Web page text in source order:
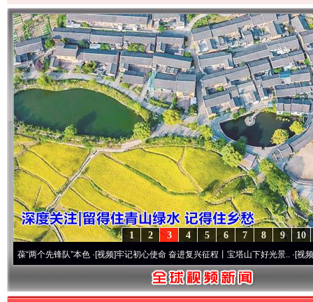
10
9
8
7
6
5
4
3
2
1
个先锋队”本色·[视频]牢记初心使命 奋进复兴征程丨宝塔山下好光景..·[视频]因党